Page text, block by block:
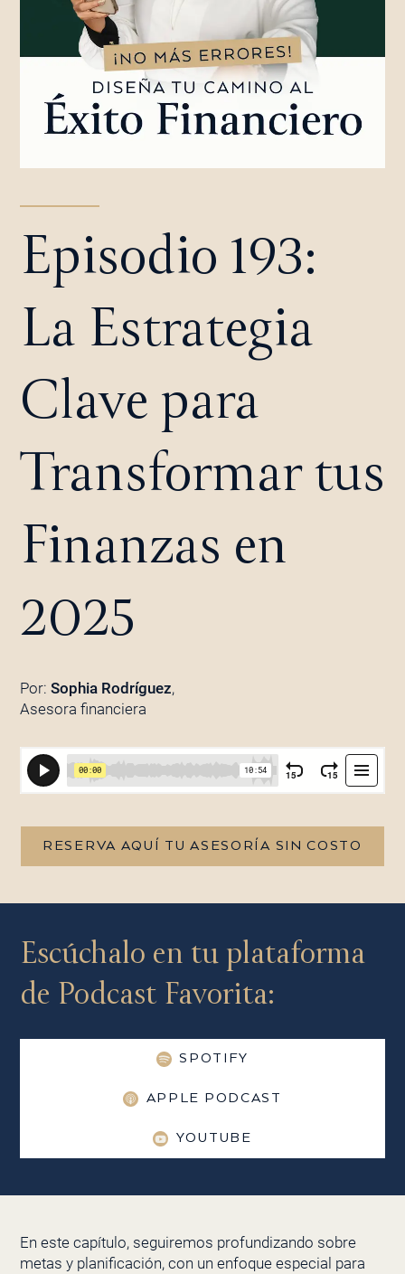
Episodio 193:
La Estrategia
Clave para
Transformar tus
Finanzas en
2025
Por: Sophia Rodríguez,
Asesora financiera
RESERVA AQUÍ TU ASESORÍA SIN COSTO
Escúchalo en tu plataforma
de Podcast Favorita:
SPOTIFY
APPLE PODCAST
YOUTUBE
En este capítulo, seguiremos profundizando sobre
metas y planificación, con un enfoque especial para